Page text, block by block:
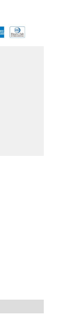
カーキ